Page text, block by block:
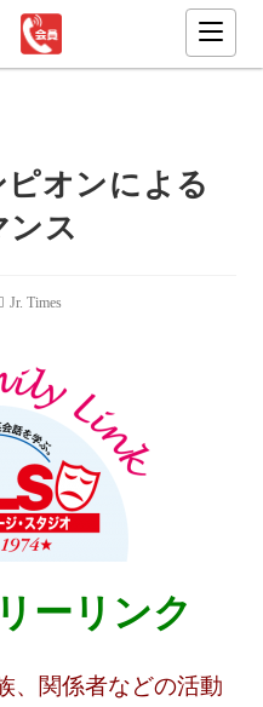
オンによる
ンス
Jr. Times
ーリンク
、関係者などの活動